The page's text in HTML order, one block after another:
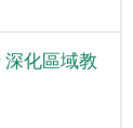
化區域教